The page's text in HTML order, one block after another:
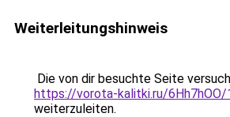
Weiterleitungshinweis
Die von dir besuchte Seite
https://vorota-kalitki.ru/6Hh7hOO/
weiterzuleiten.